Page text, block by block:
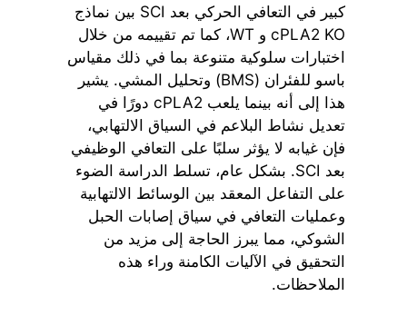
كبير في التعافي الحركي بعد SCI بين نماذج
cPLA2 KO و WT، كما تم تقييمه من خلال
اختبارات سلوكية متنوعة بما في ذلك مقياس
باسو للفئران (BMS) وتحليل المشي. يشير
هذا إلى أنه بينما يلعب cPLA2 دورًا في
تعديل نشاط البلاعم في السياق الالتهابي،
فإن غيابه لا يؤثر سلبًا على التعافي الوظيفي
بعد SCI. بشكل عام، تسلط الدراسة الضوء
على التفاعل المعقد بين الوسائط الالتهابية
وعمليات التعافي في سياق إصابات الحبل
الشوكي، مما يبرز الحاجة إلى مزيد من
التحقيق في الآليات الكامنة وراء هذه
الملاحظات.